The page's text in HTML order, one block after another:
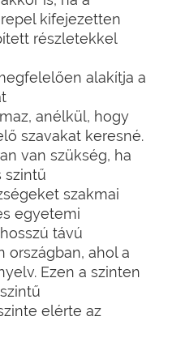
kifejezetten
részletekkel
alakítja a
anélkül, hogy
szavakat keresné.
van szükség, ha
szintű
szakmai
egyetemi
távú
országban, ahol a
Ezen a szinten
elérte az